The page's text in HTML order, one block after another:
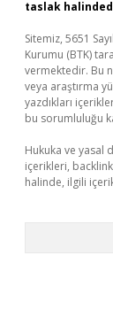
taslak
Sitemiz, 5651
Kurumu (BTK)
vermektedir. Bu
veya araştırma
yazdıkları
bu sorumluluğu
Hukuka ve yasal
içerikleri,
halinde, ilgili